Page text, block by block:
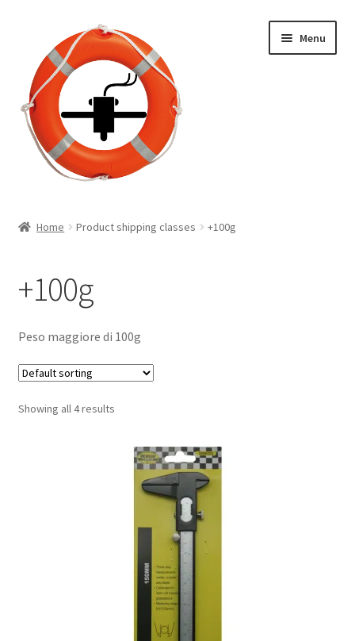
navigazione
contenuto
Menu
Il mio account
Pagamento
Politica di rimborso e reso
Shop
Home Product shipping classes +100g
+100g
Peso maggiore di 100g
Showing all 4 results